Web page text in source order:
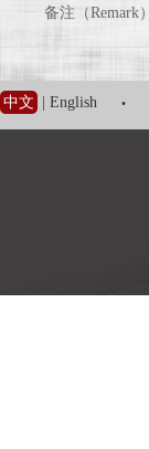
备注（Remark）
中文 English ·